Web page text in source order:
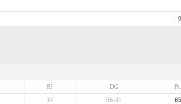
Pt.
DG
PJ
65
56-31
34